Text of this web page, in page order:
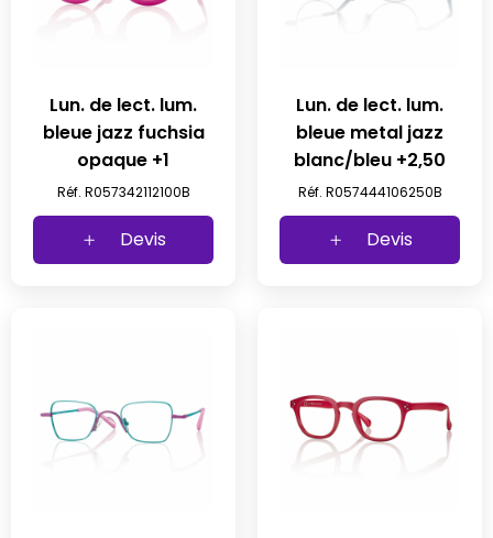
Lun. de lect. lum.
bleue jazz fuchsia
opaque +1
Réf. R057342112100B
Devis
Lun. de lect. lum.
bleue metal jazz
blanc/bleu +2,50
Réf. R057444106250B
Devis